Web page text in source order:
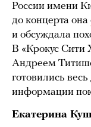
России имени
до концерта она
и обсуждала
В «Крокус Сити
Андреем
готовились
информации
Екатерина